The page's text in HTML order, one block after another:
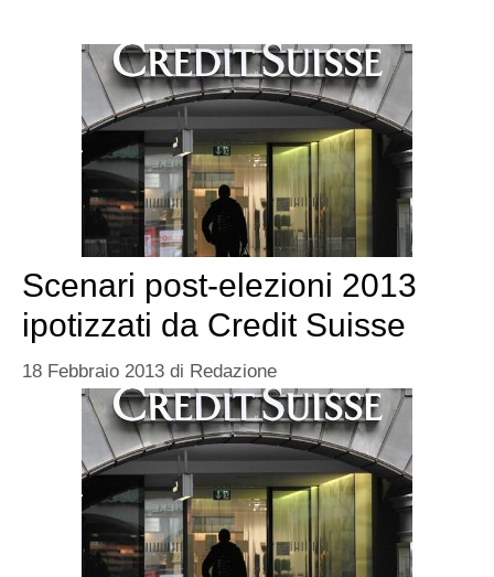
Scenari post-elezioni 2013
ipotizzati da Credit Suisse
18 Febbraio 2013 di Redazione